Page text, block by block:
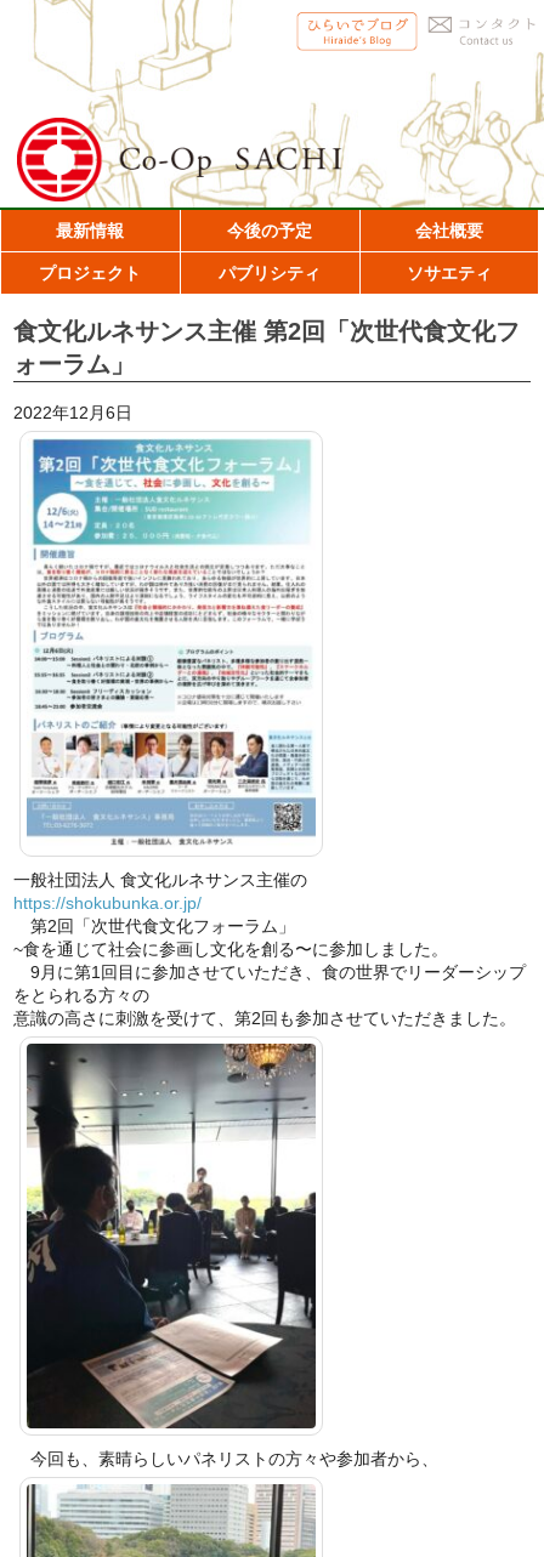
最新情報 今後の予定 会社概要
プロジェクト パブリシティ ソサエティ
食文化ルネサンス主催 第2回「次世代食文化フ
ォーラム」
2022年12月6日
一般社団法人 食文化ルネサンス主催の
https://shokubunka.or.jp/
第2回「次世代食文化フォーラム」
~食を通じて社会に参画し文化を創る〜に参加しました。
9月に第1回目に参加させていただき、食の世界でリーダーシップ
をとられる方々の
意識の高さに刺激を受けて、第2回も参加させていただきました。
今回も、素晴らしいパネリストの方々や参加者から、